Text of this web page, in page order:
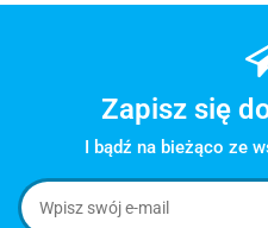
Zapisz się
I bądź na bieżąco ze